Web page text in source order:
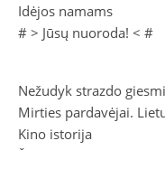
Idėjos namams
# > Jūsų nuoroda! < #
Nežudyk strazdo
Mirties pardavėjai.
Kino istorija
Šeši įtariamieji